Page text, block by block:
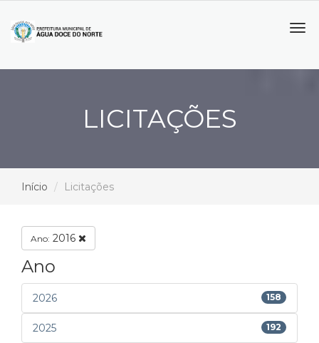
LICITAÇÕES
Início Licitações
Ano: 2016
Ano
2026 158
2025 192